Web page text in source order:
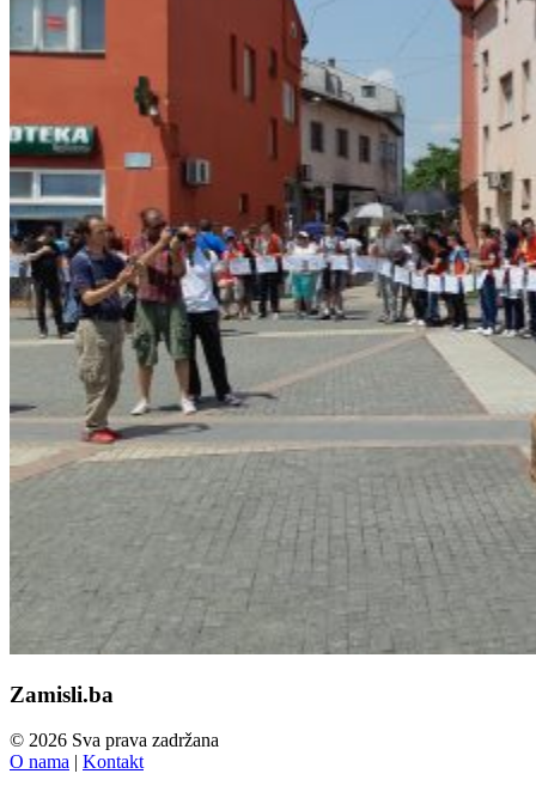
Zamisli.ba
© 2026 Sva prava zadržana
O nama | Kontakt